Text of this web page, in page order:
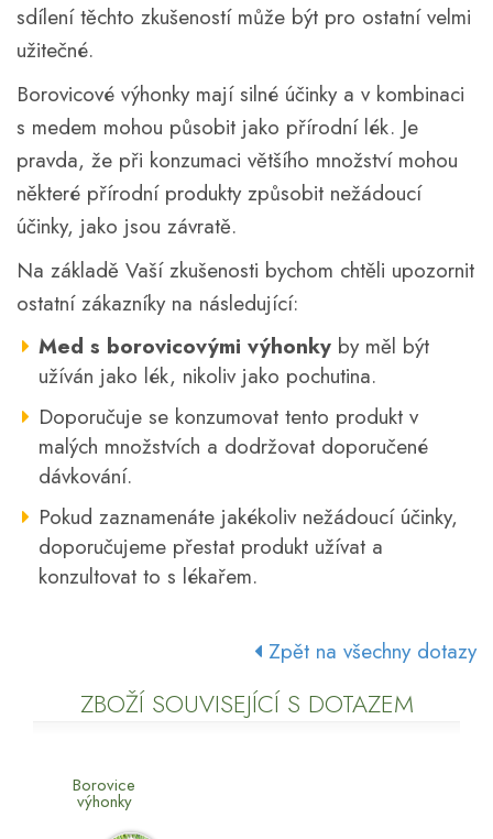
sdílení těchto zkušeností může být pro ostatní velmi
užitečné.
Borovicové výhonky mají silné účinky a v kombinaci
s medem mohou působit jako přírodní lék. Je
pravda, že při konzumaci většího množství mohou
některé přírodní produkty způsobit nežádoucí
účinky, jako jsou závratě.
Na základě Vaší zkušenosti bychom chtěli upozornit
ostatní zákazníky na následující:
Med s borovicovými výhonky by měl být
užíván jako lék, nikoliv jako pochutina.
Doporučuje se konzumovat tento produkt v
malých množstvích a dodržovat doporučené
dávkování.
Pokud zaznamenáte jakékoliv nežádoucí účinky,
doporučujeme přestat produkt užívat a
konzultovat to s lékařem.
Zpět na všechny dotazy
ZBOŽÍ SOUVISEJÍCÍ S DOTAZEM
Borovice
výhonky